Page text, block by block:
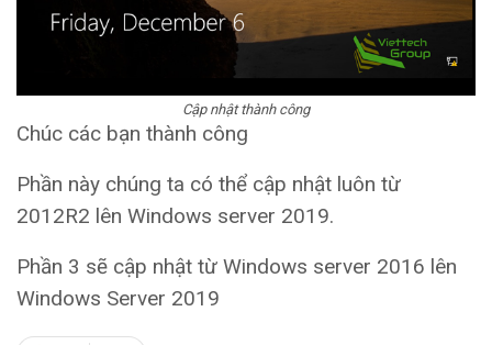
Cập nhật thành công
Chúc các bạn thành công
Phần này chúng ta có thể cập nhật luôn từ
2012R2 lên Windows server 2019.
Phần 3 sẽ cập nhật từ Windows server 2016 lên
Windows Server 2019